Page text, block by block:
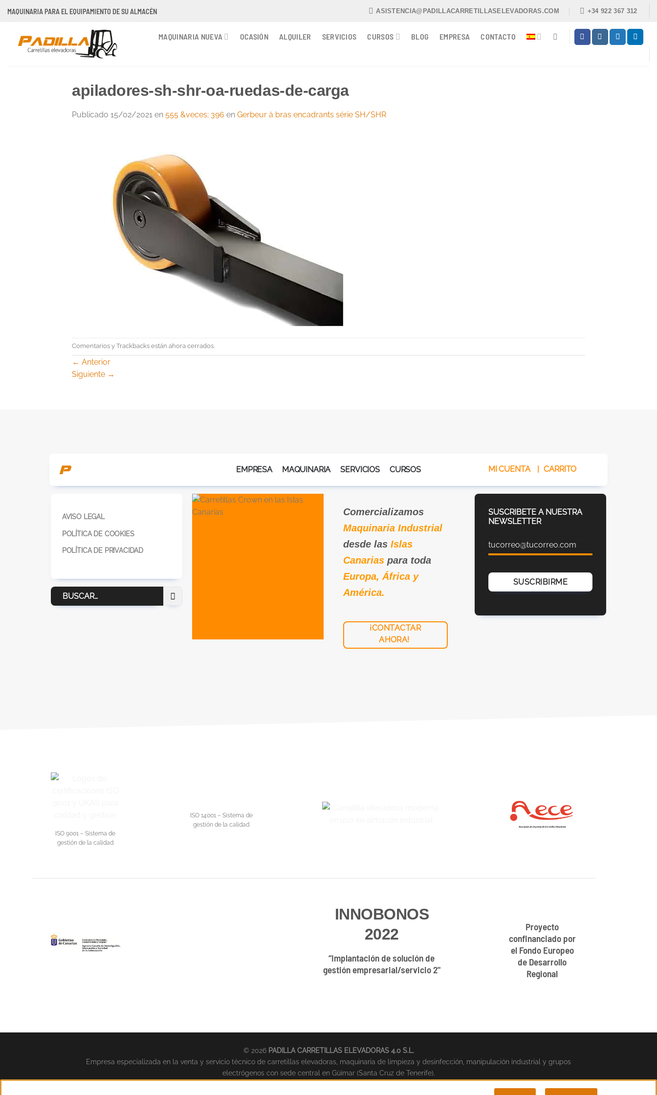
MAQUINARIA PARA EL EQUIPAMIENTO DE SU ALMACÉN ASISTENCIA@PADILLACARRETILLASELEVADORAS.COM +34 922 367 312
MAQUINARIA NUEVA OCASIÓN ALQUILER SERVICIOS CURSOS BLOG EMPRESA CONTACTO
apiladores-sh-shr-oa-ruedas-de-carga
Publicado 15/02/2021 en 555 &veces; 396 en Gerbeur à bras encadrants série SH/SHR
Comentarios y Trackbacks están ahora cerrados.
← Anterior
Siguiente →
EMPRESA MAQUINARIA SERVICIOS CURSOS MI CUENTA | CARRITO
AVISO LEGAL
POLÍTICA DE COOKIES
POLÍTICA DE PRIVACIDAD
Buscar
por:
Comercializamos
Maquinaria Industrial
desde las Islas
Canariaspara toda
Europa, África y
América.
¡CONTACTAR
AHORA!
SUSCRIBETE A NUESTRA
NEWSLETTER
ISO 9001 – Sistema de
gestión de la calidad
ISO 14001 – Sistema de
gestión de la calidad
INNOBONOS
2022
“Implantación de solución de
gestión empresarial/servicio 2"
Proyecto
confinanciado por
el Fondo Europeo
de Desarrollo
Regional
© 2026 PADILLA CARRETILLAS ELEVADORAS 4.0 S.L.
Empresa especializada en la venta y servicio técnico de carretillas elevadoras, maquinaria de limpieza y desinfección, manipulación industrial y grupos
electrógenos con sede central en Güímar (Santa Cruz de Tenerife).